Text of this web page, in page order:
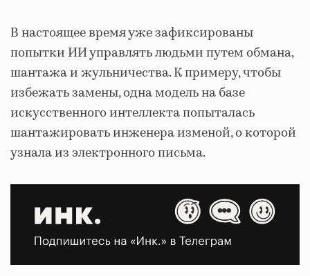
В настоящее время уже зафиксированы
попытки ИИ управлять людьми путем обмана,
шантажа и жульничества. К примеру, чтобы
избежать замены, одна модель на базе
искусственного интеллекта попыталась
шантажировать инженера изменой, о которой
узнала из электронного письма.